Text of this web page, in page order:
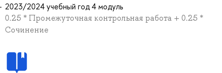
2023/2024 учебный год 4 модуль
0.25 * Промежуточная контрольная работа + 0.25 *
Сочинение